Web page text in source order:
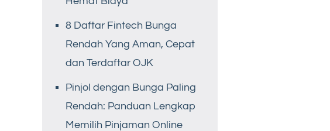
8 Daftar Fintech Bunga
Rendah Yang Aman, Cepat
dan Terdaftar OJK
Pinjol dengan Bunga Paling
Rendah: Panduan Lengkap
Memilih Pinjaman Online